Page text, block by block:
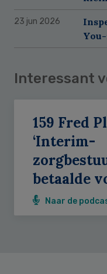
23 jun 2026
Interessant
159 Fred
‘Interim-
betaalde
Naar de